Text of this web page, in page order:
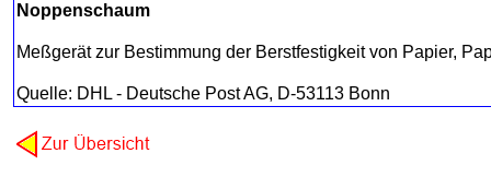
Noppenschaum
Meßgerät zur Bestimmung der Berstfestigkeit von Papier,
Quelle: DHL - Deutsche Post AG, D-53113 Bonn